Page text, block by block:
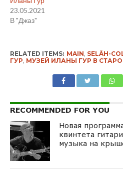
23.05.2021
В "Джаз"
RELATED ITEMS: MAIN, SELĀH-
ГУР, МУЗЕЙ ИЛАНЫ ГУР В
RECOMMENDED FOR YOU
Новая
квинтета
музыка на